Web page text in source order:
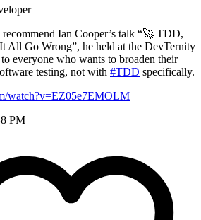
Ian Cooper’s talk “🚀 TDD,
All Go Wrong”, he held at the DevTernity
everyone who wants to broaden their
testing, not with #TDD specifically.
watch?v=EZ05e7EMOLM
PM